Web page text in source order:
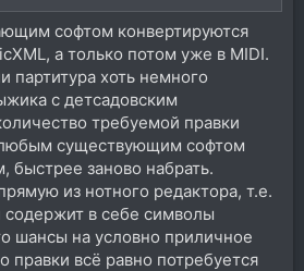
софтом конвертируются
а только потом уже в MIDI.
партитура хоть немного
с детсадовским
требуемой правки
существующим софтом
быстрее заново набрать.
из нотного редактора, т.е.
содержит в себе символы
шансы на условно приличное
правки всё равно потребуется